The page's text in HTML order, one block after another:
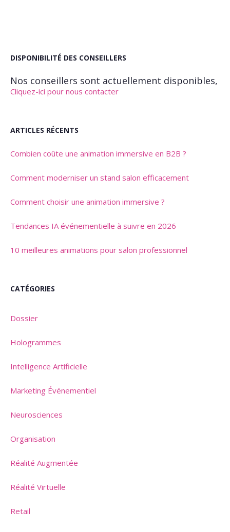
DISPONIBILITÉ DES CONSEILLERS
Nos conseillers sont actuellement disponibles,
Cliquez-ici pour nous contacter
ARTICLES RÉCENTS
Combien coûte une animation immersive en B2B ?
Comment moderniser un stand salon efficacement
Comment choisir une animation immersive ?
Tendances IA événementielle à suivre en 2026
10 meilleures animations pour salon professionnel
CATÉGORIES
Dossier
Hologrammes
Intelligence Artificielle
Marketing Événementiel
Neurosciences
Organisation
Réalité Augmentée
Réalité Virtuelle
Retail